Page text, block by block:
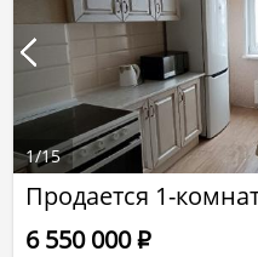
Продается 1-
6 550 000Р
1/15